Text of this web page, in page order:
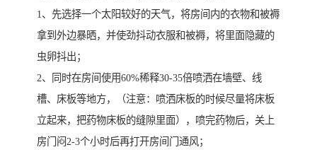
1、先选择一个太阳较好的天气，将房间内的衣物和被褥
拿到外边暴晒，并使劲抖动衣服和被褥，将里面隐藏的
虫卵抖出；
2、同时在房间使用60%稀释30-35倍喷洒在墙壁、线
槽、床板等地方，（注意：喷洒床板的时候尽量将床板
立起来，把药物床板的缝隙里面），喷完药物后，关上
房门闷2-3个小时后再打开房间门通风；